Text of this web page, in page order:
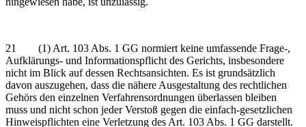
21 (1) Art. 103 Abs. 1 GG normiert keine umfassende Frage-,
Aufklärungs- und Informationspflicht des Gerichts, insbesondere
nicht im Blick auf dessen Rechtsansichten. Es ist grundsätzlich
davon auszugehen, dass die nähere Ausgestaltung des rechtlichen
Gehörs den einzelnen Verfahrensordnungen überlassen bleiben
muss und nicht schon jeder Verstoß gegen die einfach-gesetzlichen
Hinweispflichten eine Verletzung des Art. 103 Abs. 1 GG darstellt.